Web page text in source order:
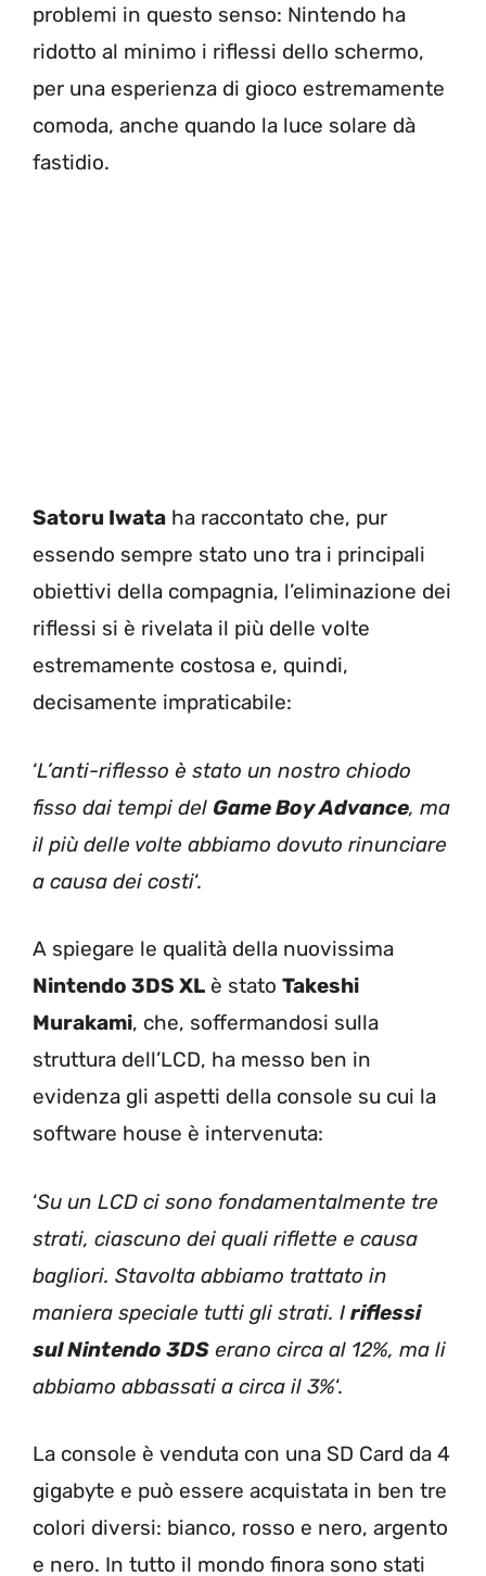
problemi in questo senso: Nintendo ha
ridotto al minimo i riflessi dello schermo,
per una esperienza di gioco estremamente
comoda, anche quando la luce solare dà
fastidio.
Satoru Iwata ha raccontato che, pur
essendo sempre stato uno tra i principali
obiettivi della compagnia, l’eliminazione dei
riflessi si è rivelata il più delle volte
estremamente costosa e, quindi,
decisamente impraticabile:
‘L’anti-riflesso è stato un nostro chiodo
fisso dai tempi del Game Boy Advance, ma
il più delle volte abbiamo dovuto rinunciare
a causa dei costi‘.
A spiegare le qualità della nuovissima
Nintendo 3DS XL è stato Takeshi
Murakami, che, soffermandosi sulla
struttura dell’LCD, ha messo ben in
evidenza gli aspetti della console su cui la
software house è intervenuta:
‘Su un LCD ci sono fondamentalmente tre
strati, ciascuno dei quali riflette e causa
bagliori. Stavolta abbiamo trattato in
maniera speciale tutti gli strati. I riflessi
sul Nintendo 3DS erano circa al 12%, ma li
abbiamo abbassati a circa il 3%‘.
La console è venduta con una SD Card da 4
gigabyte e può essere acquistata in ben tre
colori diversi: bianco, rosso e nero, argento
e nero. In tutto il mondo finora sono stati